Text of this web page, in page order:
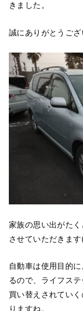
きました。
誠にありがとうござ
家族の思い出がた
させていただきま
自動車は使用目的
るので、ライフス
買い替えされてい
りますね。